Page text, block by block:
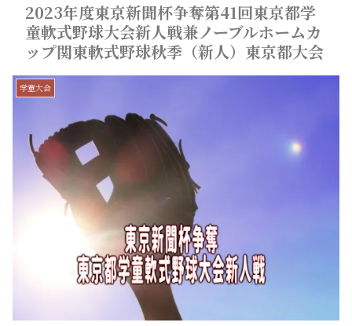
2023年度東京新聞杯争奪第41回東京都学
童軟式野球大会新人戦兼ノーブルホームカ
ップ関東軟式野球秋季（新人）東京都大会
学童大会